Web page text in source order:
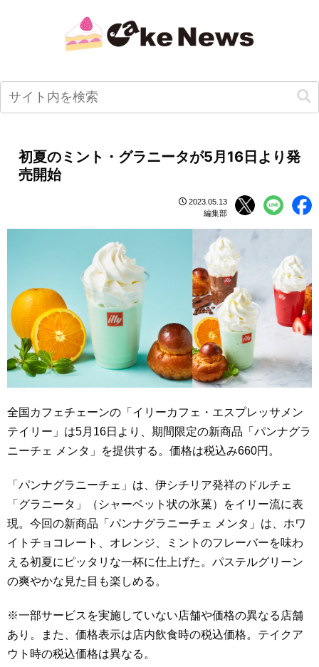
初夏のミント・グラニータが5月16日より発
売開始
2023.05.13
編集部
全国カフェチェーンの「イリーカフェ・エスプレッサメン
テイリー」は5月16日より、期間限定の新商品「パンナグラ
ニーチェ メンタ」を提供する。価格は税込み660円。
「パンナグラニーチェ」は、伊シチリア発祥のドルチェ
「グラニータ」（シャーベット状の氷菓）をイリー流に表
現。今回の新商品「パンナグラニーチェ メンタ」は、ホワ
イトチョコレート、オレンジ、ミントのフレーバーを味わ
える初夏にピッタリな一杯に仕上げた。パステルグリーン
の爽やかな見た目も楽しめる。
※一部サービスを実施していない店舗や価格の異なる店舗
あり。また、価格表示は店内飲食時の税込価格。テイクア
ウト時の税込価格は異なる。